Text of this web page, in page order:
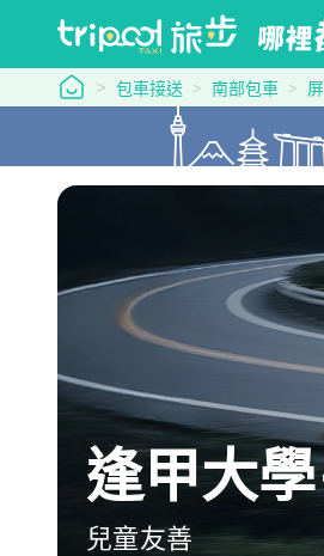
tripool 旅步
包車接送 南部包車
逢甲大
兒童友善